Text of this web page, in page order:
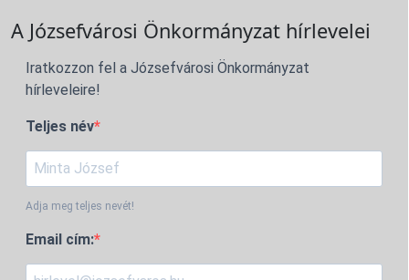
A Józsefvárosi Önkormányzat hírlevelei
Iratkozzon fel a Józsefvárosi Önkormányzat
hírleveleire!
Teljes név
Adja meg teljes nevét!
Email cím: